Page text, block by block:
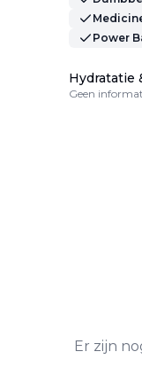
Power
Hydratatie
Geen
Er zijn